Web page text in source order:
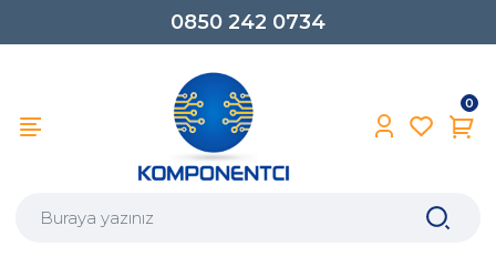
0850 242 0734
0